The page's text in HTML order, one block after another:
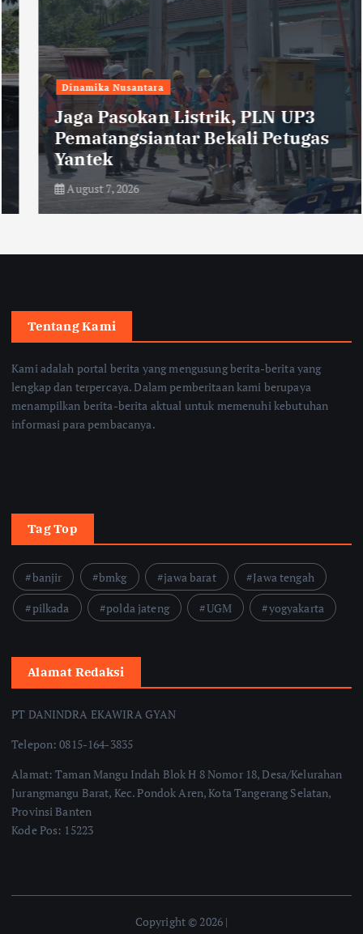
Dinamika Nusantara
Jaga Pasokan Listrik, PLN UP3
Pematangsiantar Bekali Petugas
Yantek
August 7, 2026
Tentang Kami
Kami adalah portal berita yang mengusung berita-berita yang
lengkap dan terpercaya. Dalam pemberitaan kami berupaya
menampilkan berita-berita aktual untuk memenuhi kebutuhan
informasi para pembacanya.
Tag Top
banjir bmkg jawa barat
Jawa tengah
pilkada
polda jateng UGM yogyakarta
Alamat Redaksi
PT DANINDRA EKAWIRA GYAN
Telepon: 0815-164-3835
Alamat: Taman Mangu Indah Blok H 8 Nomor 18, Desa/Kelurahan
Jurangmangu Barat, Kec. Pondok Aren, Kota Tangerang Selatan,
Provinsi Banten
Kode Pos: 15223
Copyright © 2026 |